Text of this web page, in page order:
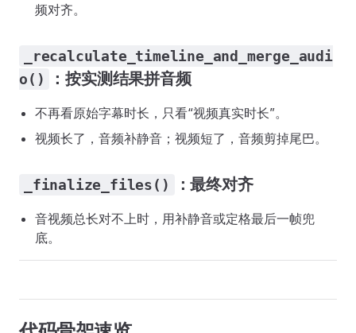
频对齐。
_recalculate_timeline_and_merge_audi
o()
：按实测结果拼音频
不再看原始字幕时长，只看“视频真实时长”。
视频长了，音频补静音；视频短了，音频剪掉尾巴。
_finalize_files() ：最终对齐
音视频总长对不上时，用补静音或定格最后一帧兜
底。